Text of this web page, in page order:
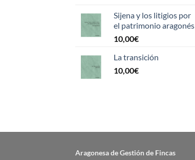
Sijena y los litigios por
el patrimonio aragonés
10,00€
La transición
10,00€
Aragonesa de Gestión de Fincas